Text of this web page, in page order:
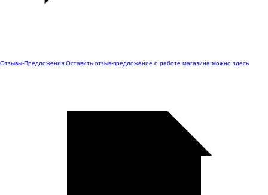
Отзывы-Предложения Оставить отзыв-предложение о работе магазина можно здесь